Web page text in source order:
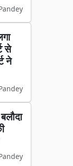
से
ने